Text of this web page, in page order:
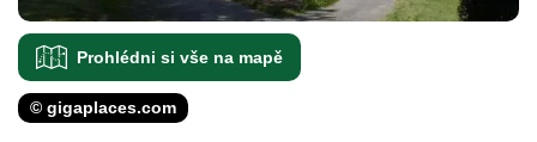
Prohlédni si vše na mapě
© gigaplaces.com